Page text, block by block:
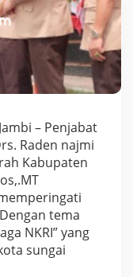
– Penjabat
Raden najmi
Kabupaten
tema
NKRI” yang
sungai